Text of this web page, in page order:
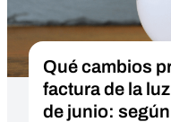
Qué cambios
factura de la
de junio: